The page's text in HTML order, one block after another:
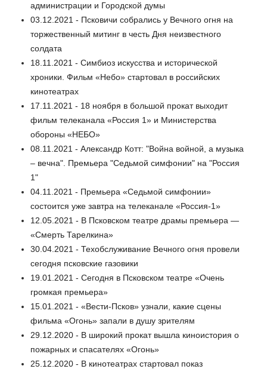
администрации и Городской думы
03.12.2021 - Псковичи собрались у Вечного огня на
торжественный митинг в честь Дня неизвестного
солдата
18.11.2021 - Симбиоз искусства и исторической
хроники. Фильм «Небо» стартовал в российских
кинотеатрах
17.11.2021 - 18 ноября в большой прокат выходит
фильм телеканала «Россия 1» и Министерства
обороны «НЕБО»
08.11.2021 - Александр Котт: "Война войной, а музыка
– вечна". Премьера "Седьмой симфонии" на "Россия
1"
04.11.2021 - Премьера «Седьмой симфонии»
состоится уже завтра на телеканале «Россия-1»
12.05.2021 - В Псковском театре драмы премьера —
«Смерть Тарелкина»
30.04.2021 - Техобслуживание Вечного огня провели
сегодня псковские газовики
19.01.2021 - Сегодня в Псковском театре «Очень
громкая премьера»
15.01.2021 - «Вести-Псков» узнали, какие сцены
фильма «Огонь» запали в душу зрителям
29.12.2020 - В широкий прокат вышла киноистория о
пожарных и спасателях «Огонь»
25.12.2020 - В кинотеатрах стартовал показ